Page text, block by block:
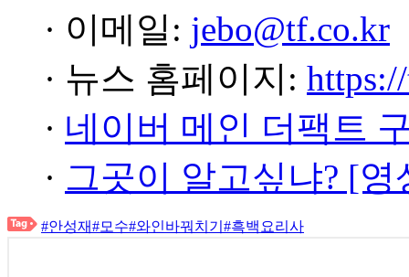
· 이메일: jebo@tf.co.kr
· 뉴스 홈페이지:
· 네이버 메인 더팩트
· 그곳이 알고싶냐? [
#안성재#모수#와인바꿔치기 #흑백요리사